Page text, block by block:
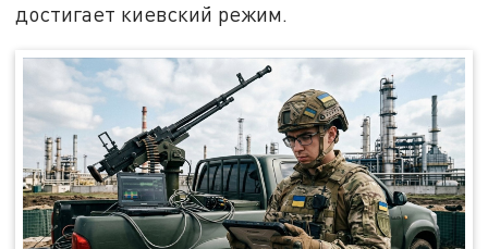
достигает киевский режим.